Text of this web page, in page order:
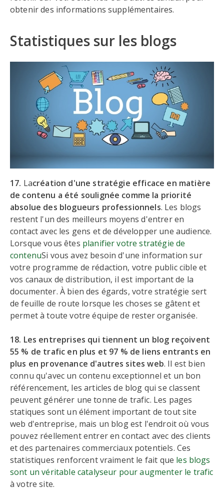
obtenir des informations supplémentaires.
Statistiques sur les blogs
17. Lacréation d'une stratégie efficace en matière
de contenu a été soulignée comme la priorité
absolue des blogueurs professionnels. Les blogs
restent l'un des meilleurs moyens d'entrer en
contact avec les gens et de développer une audience.
Lorsque vous êtes planifier votre stratégie de
contenuSi vous avez besoin d'une information sur
votre programme de rédaction, votre public cible et
vos canaux de distribution, il est important de la
documenter. À bien des égards, votre stratégie sert
de feuille de route lorsque les choses se gâtent et
permet à toute votre équipe de rester organisée.
18. Les entreprises qui tiennent un blog reçoivent
55 % de trafic en plus et 97 % de liens entrants en
plus en provenance d'autres sites web. Il est bien
connu qu'avec un contenu exceptionnel et un bon
référencement, les articles de blog qui se classent
peuvent générer une tonne de trafic. Les pages
statiques sont un élément important de tout site
web d'entreprise, mais un blog est l'endroit où vous
pouvez réellement entrer en contact avec des clients
et des partenaires commerciaux potentiels. Ces
statistiques renforcent vraiment le fait que les blogs
sont un véritable catalyseur pour augmenter le trafic
à votre site.